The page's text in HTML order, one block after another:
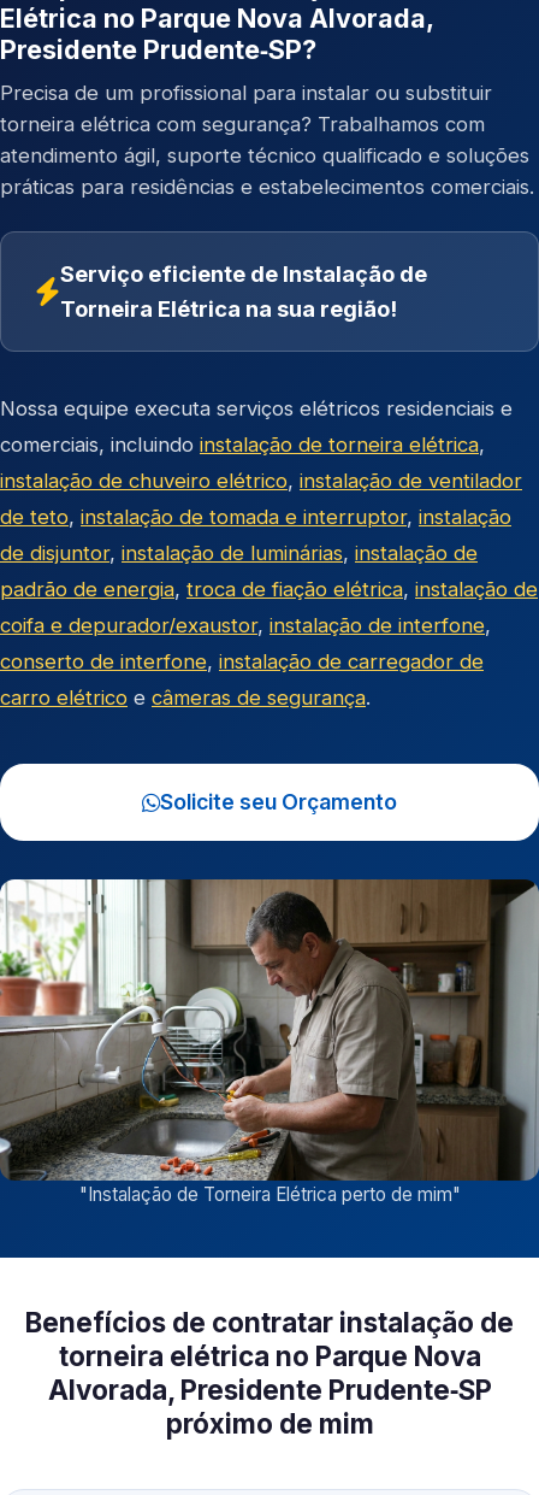
Elétrica no Parque Nova Alvorada,
Presidente Prudente‑SP?
Precisa de um profissional para instalar ou substituir
torneira elétrica com segurança? Trabalhamos com
atendimento ágil, suporte técnico qualificado e soluções
práticas para residências e estabelecimentos comerciais.
Serviço eficiente de Instalação de
Torneira Elétrica na sua região!
Nossa equipe executa serviços elétricos residenciais e
comerciais, incluindo instalação de torneira elétrica,
instalação de chuveiro elétrico, instalação de ventilador
de teto, instalação de tomada e interruptor, instalação
de disjuntor, instalação de luminárias, instalação de
padrão de energia, troca de fiação elétrica, instalação de
coifa e depurador/exaustor, instalação de interfone,
conserto de interfone, instalação de carregador de
carro elétrico e câmeras de segurança.
Solicite seu Orçamento
"Instalação de Torneira Elétrica perto de mim"
Benefícios de contratar instalação de
torneira elétrica no Parque Nova
Alvorada, Presidente Prudente‑SP
próximo de mim